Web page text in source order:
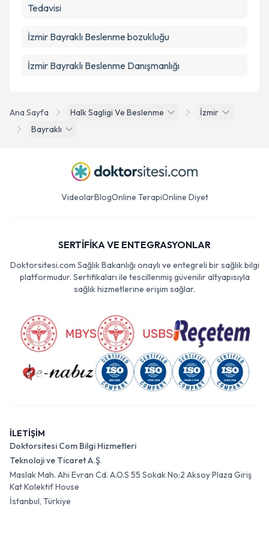
Ana Sayfa Halk Sagligi Ve Beslenme
İzmir
Bayraklı
Tedavisi
İzmir Bayraklı Beslenme bozukluğu
İzmir Bayraklı Beslenme Danışmanlığı
VideolarBlogOnline TerapiOnline Diyet
SERTİFİKA VE ENTEGRASYONLAR
Doktorsitesi.com Sağlık Bakanlığı onaylı ve entegreli bir sağlık bilgi
platformudur. Sertifikaları ile tescillenmiş güvenilir altyapısıyla
sağlık hizmetlerine erişim sağlar.
İLETİŞİM
Doktorsitesi Com Bilgi Hizmetleri
Teknoloji ve Ticaret A.Ş.
Maslak Mah. Ahi Evran Cd. A.O.S 55 Sokak No:2 Aksoy Plaza Giriş
Kat Kolektif House
İstanbul, Türkiye